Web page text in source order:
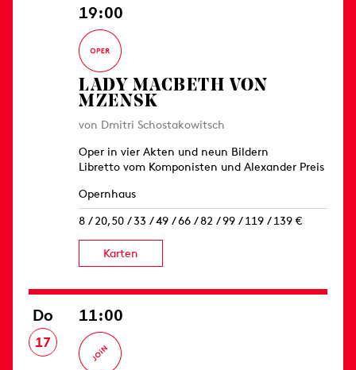
19:00
LADY MACBETH VON
MZENSK
von Dmitri Schostakowitsch
Oper in vier Akten und neun Bildern
Libretto vom Komponisten und Alexander Preis
Opernhaus
8 / 20,50 / 33 / 49 / 66 / 82 / 99 / 119 / 139 €
Karten
Do
17
11:00